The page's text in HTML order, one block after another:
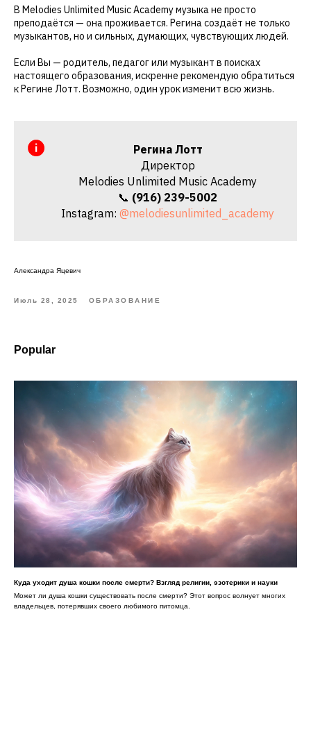
В Melodies Unlimited Music Academy музыка не просто
преподаётся — она проживается. Регина создаёт не только
музыкантов, но и сильных, думающих, чувствующих людей.
Если Вы — родитель, педагог или музыкант в поисках
настоящего образования, искренне рекомендую обратиться
к Регине Лотт. Возможно, один урок изменит всю жизнь.
Регина Лотт
Директор
Melodies Unlimited Music Academy
📞 (916) 239-5002
Instagram: @melodiesunlimited_academy
Александра Яцевич
Июль 28, 2025 ОБРАЗОВАНИЕ
Popular
Куда уходит душа кошки после смерти? Взгляд религии, эзотерики и науки
Может ли душа кошки существовать после смерти? Этот вопрос волнует многих
владельцев, потерявших своего любимого питомца.